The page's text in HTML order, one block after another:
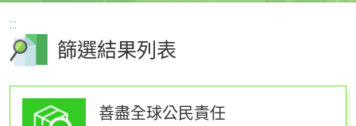
:::
篩選結果列表
善盡全球公民責任